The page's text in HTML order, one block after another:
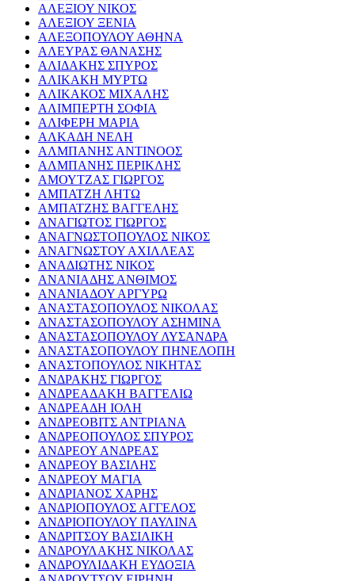
ΑΛΕΞΙΟΥ ΝΙΚΟΣ
ΑΛΕΞΙΟΥ ΞΕΝΙΑ
ΑΛΕΞΟΠΟΥΛΟΥ ΑΘΗΝΑ
ΑΛΕΥΡΑΣ ΘΑΝΑΣΗΣ
ΑΛΙΔΑΚΗΣ ΣΠΥΡΟΣ
ΑΛΙΚΑΚΗ ΜΥΡΤΩ
ΑΛΙΚΑΚΟΣ ΜΙΧΑΛΗΣ
ΑΛΙΜΠΕΡΤΗ ΣΟΦΙΑ
ΑΛΙΦΕΡΗ ΜΑΡΙΑ
ΑΛΚΑΔΗ ΝΕΛΗ
ΑΛΜΠΑΝΗΣ ΑΝΤΙΝΟΟΣ
ΑΛΜΠΑΝΗΣ ΠΕΡΙΚΛΗΣ
ΑΜΟΥΤΖΑΣ ΓΙΩΡΓΟΣ
ΑΜΠΑΤΖΗ ΛΗΤΩ
ΑΜΠΑΤΖΗΣ ΒΑΓΓΕΛΗΣ
ΑΝΑΓΙΩΤΟΣ ΓΙΩΡΓΟΣ
ΑΝΑΓΝΩΣΤΟΠΟΥΛΟΣ ΝΙΚΟΣ
ΑΝΑΓΝΩΣΤΟΥ ΑΧΙΛΛΕΑΣ
ΑΝΑΔΙΩΤΗΣ ΝΙΚΟΣ
ΑΝΑΝΙΑΔΗΣ ΑΝΘΙΜΟΣ
ΑΝΑΝΙΑΔΟΥ ΑΡΓΥΡΩ
ΑΝΑΣΤΑΣΟΠΟΥΛΟΣ ΝΙΚΟΛΑΣ
ΑΝΑΣΤΑΣΟΠΟΥΛΟΥ ΑΣΗΜΙΝΑ
ΑΝΑΣΤΑΣΟΠΟΥΛΟΥ ΛΥΣΑΝΔΡΑ
ΑΝΑΣΤΑΣΟΠΟΥΛΟΥ ΠΗΝΕΛΟΠΗ
ΑΝΑΣΤΟΠΟΥΛΟΣ ΝΙΚΗΤΑΣ
ΑΝΔΡΑΚΗΣ ΓΙΩΡΓΟΣ
ΑΝΔΡΕΑΔΑΚΗ ΒΑΓΓΕΛΙΩ
ΑΝΔΡΕΑΔΗ ΙΟΛΗ
ΑΝΔΡΕΟΒΙΤΣ ΑΝΤΡΙΑΝΑ
ΑΝΔΡΕΟΠΟΥΛΟΣ ΣΠΥΡΟΣ
ΑΝΔΡΕΟΥ ΑΝΔΡΕΑΣ
ΑΝΔΡΕΟΥ ΒΑΣΙΛΗΣ
ΑΝΔΡΕΟΥ ΜΑΓΙΑ
ΑΝΔΡΙΑΝΟΣ ΧΑΡΗΣ
ΑΝΔΡΙΟΠΟΥΛΟΣ ΑΓΓΕΛΟΣ
ΑΝΔΡΙΟΠΟΥΛΟΥ ΠΑΥΛΙΝΑ
ΑΝΔΡΙΤΣΟΥ ΒΑΣΙΛΙΚΗ
ΑΝΔΡΟΥΛΑΚΗΣ ΝΙΚΟΛΑΣ
ΑΝΔΡΟΥΛΙΔΑΚΗ ΕΥΔΟΞΙΑ